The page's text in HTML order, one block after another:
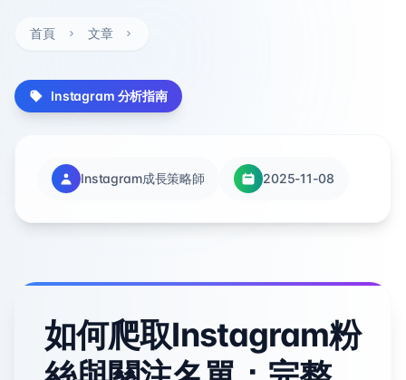
首頁 文章
Instagram 分析指南
Instagram成長策略師 2025-11-08
如何爬取Instagram粉